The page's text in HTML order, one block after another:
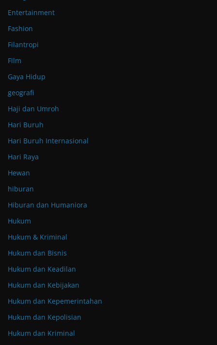
Entertainment
Fashion
Filantropi
Film
Gaya Hidup
geografi
Haji dan Umroh
Hari Buruh
Hari Buruh Internasional
Hari Raya
Hewan
hiburan
Hiburan dan Humaniora
Hukum
Hukum & Kriminal
Hukum dan Bisnis
Hukum dan Keadilan
Hukum dan Kebijakan
Hukum dan Kepemerintahan
Hukum dan Kepolisian
Hukum dan Kriminal